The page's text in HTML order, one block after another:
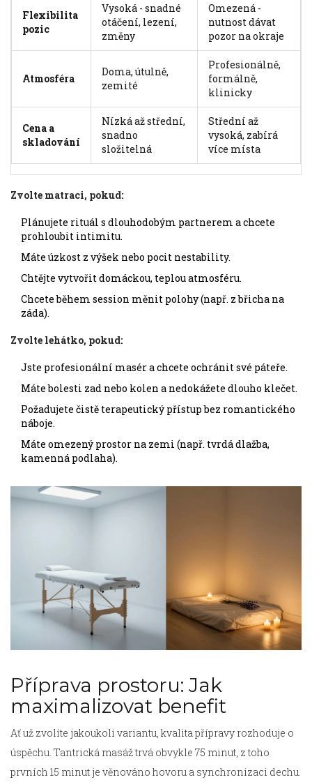
Flexibilita
pozic
Vysoká - snadné
otáčení, lezení,
změny
Omezená -
nutnost dávat
pozor na okraje
Atmosféra
Doma, útulně,
zemité
Profesionálně,
formálně,
klinicky
Cena a
skladování
Nízká až střední,
snadno
složitelná
Střední až
vysoká, zabírá
více místa
Zvolte matraci, pokud:
Plánujete rituál s dlouhodobým partnerem a chcete
prohloubit intimitu.
Máte úzkost z výšek nebo pocit nestability.
Chtějte vytvořit domáckou, teplou atmosféru.
Chcete během session měnit polohy (např. z břicha na
záda).
Zvolte lehátko, pokud:
Jste profesionální masér a chcete ochránit své páteře.
Máte bolesti zad nebo kolen a nedokážete dlouho klečet.
Požadujete čistě terapeutický přístup bez romantického
náboje.
Máte omezený prostor na zemi (např. tvrdá dlažba,
kamenná podlaha).
Příprava prostoru: Jak
maximalizovat benefit
Ať už zvolíte jakoukoli variantu, kvalita přípravy rozhoduje o
úspěchu. Tantrická masáž trvá obvykle 75 minut, z toho
prvních 15 minut je věnováno hovoru a synchronizaci dechu.